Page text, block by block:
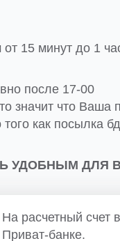
15 минут до 1
после 17-00
значит что Ваша
как посылка
УДОБНЫМ ДЛЯ
На расчетный счет в
Приват-банке.